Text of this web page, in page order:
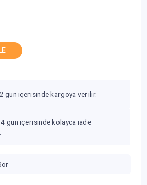
gün içerisinde kargoya verilir.
gün içerisinde kolayca iade